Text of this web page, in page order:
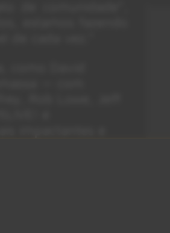
como David